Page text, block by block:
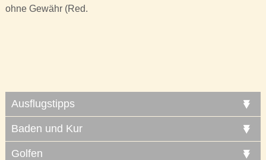
ohne Gewähr (Red.
Ausflugstipps
Baden und Kur
Golfen